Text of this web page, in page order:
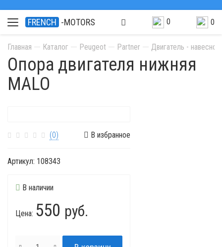
FRENCH -MOTORS 0 0
Главная Каталог Peugeot Partner Двигатель -
Опора двигателя нижняя
MALO
(0) В избранное
Артикул: 108343
В наличии
Цена: 550 руб.